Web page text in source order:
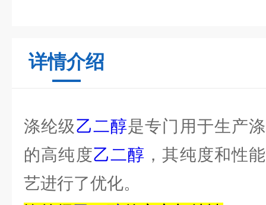
详情介绍
涤纶级乙二醇是专门用于生产
的高纯度乙二醇 ，其纯度和性
艺进行了优化。